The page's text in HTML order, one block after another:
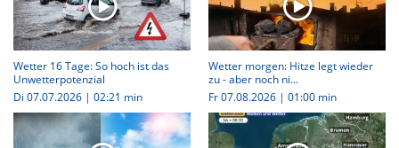
Wetter 16 Tage: So hoch ist das
Unwetterpotenzial
Di 07.07.2026 | 02:21 min
Wetter morgen: Hitze legt wieder
zu - aber noch ni...
Fr 07.08.2026 | 01:00 min